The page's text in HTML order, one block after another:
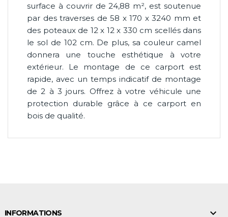
surface à couvrir de 24,88 m², est soutenue
par des traverses de 58 x 170 x 3240 mm et
des poteaux de 12 x 12 x 330 cm scellés dans
le sol de 102 cm. De plus, sa couleur camel
donnera une touche esthétique à votre
extérieur. Le montage de ce carport est
rapide, avec un temps indicatif de montage
de 2 à 3 jours. Offrez à votre véhicule une
protection durable grâce à ce carport en
bois de qualité.
INFORMATIONS 